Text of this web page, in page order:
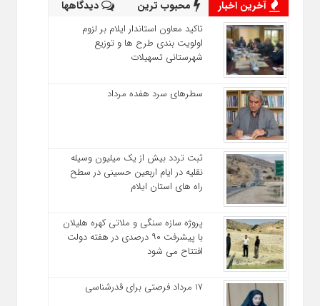
آخرین اخبار محبوب ترین دیدگاهها
تاکید معاون استاندار ایلام بر لزوم
اولویت‌ بندی طرح‌ ها و توزیع
شهرستانی تسهیلات
سطرهای سرد هفده مرداد
ثبت تردد بیش از یک میلیون وسیله
نقلیه در ایام اربعین حسینی در سطح
راه‌ های استان ایلام
پروژه سازه سنگی و ملاتی کهره هلیلان
با پیشرفت ۹۰ درصدی در هفته دولت
افتتاح می شود
17 مرداد فرصتی برای قدرشناسی